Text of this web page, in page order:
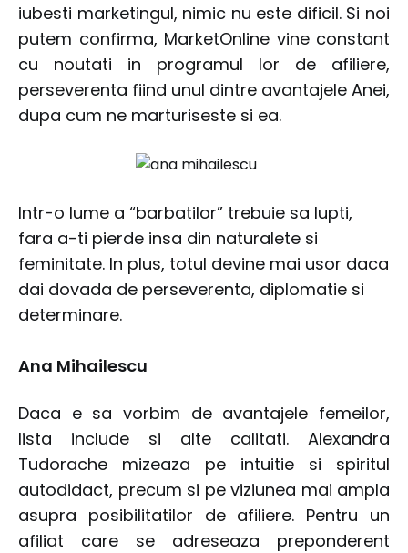
iubesti marketingul, nimic nu este dificil. Si noi
putem confirma, MarketOnline vine constant
cu noutati in programul lor de afiliere,
perseverenta fiind unul dintre avantajele Anei,
dupa cum ne marturiseste si ea.
Intr-o lume a “barbatilor” trebuie sa lupti,
fara a-ti pierde insa din naturalete si
feminitate. In plus, totul devine mai usor daca
dai dovada de perseverenta, diplomatie si
determinare.
Ana Mihailescu
Daca e sa vorbim de avantajele femeilor,
lista include si alte calitati. Alexandra
Tudorache mizeaza pe intuitie si spiritul
autodidact, precum si pe viziunea mai ampla
asupra posibilitatilor de afiliere. Pentru un
afiliat care se adreseaza preponderent